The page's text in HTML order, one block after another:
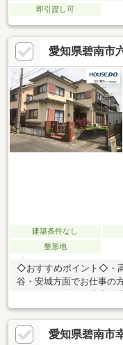
即引渡し可
愛知県碧南市
建築条件なし
整形地
◇おすすめポイント◇・
谷・安城方面でお仕事の
分で公園があり！外で遊
お子様と目一杯遊べます
六軒町店・・・約373ｍ
愛知県碧南市